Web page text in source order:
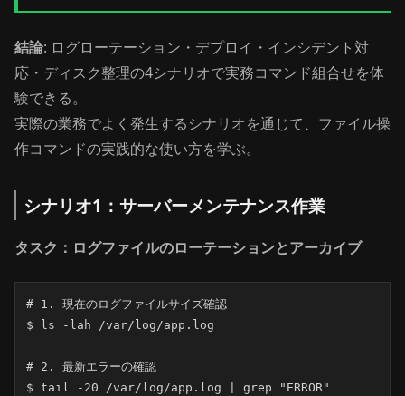
結論: ログローテーション・デプロイ・インシデント対
応・ディスク整理の4シナリオで実務コマンド組合せを体
験できる。
実際の業務でよく発生するシナリオを通じて、ファイル操
作コマンドの実践的な使い方を学ぶ。
シナリオ1：サーバーメンテナンス作業
タスク：ログファイルのローテーションとアーカイブ
# 1. 現在のログファイルサイズ確認
$ ls -lah /var/log/app.log
# 2. 最新エラーの確認
$ tail -20 /var/log/app.log | grep "ERROR"